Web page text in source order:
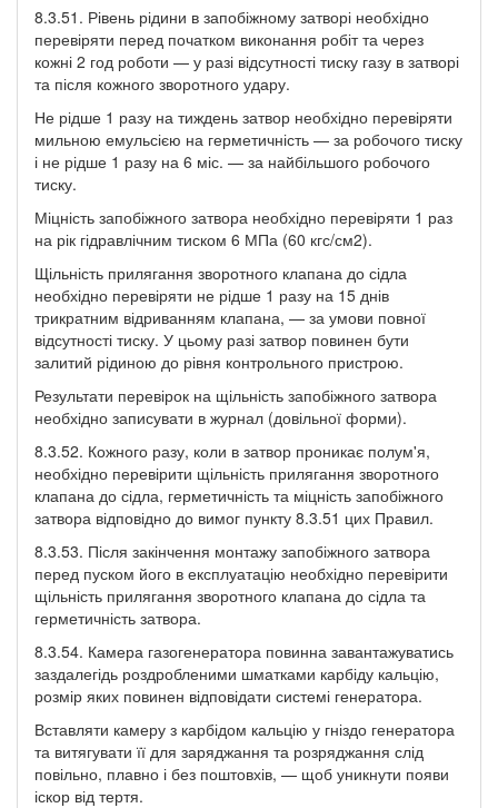
8.3.51. Рівень рідини в запобіжному затворі необхідно
перевіряти перед початком виконання робіт та через
кожні 2 год роботи — у разі відсутності тиску газу в затворі
та після кожного зворотного удару.
Не рідше 1 разу на тиждень затвор необхідно перевіряти
мильною емульсією на герметичність — за робочого тиску
і не рідше 1 разу на 6 міс. — за найбільшого робочого
тиску.
Міцність запобіжного затвора необхідно перевіряти 1 раз
на рік гідравлічним тиском 6 МПа (60 кгс/см2).
Щільність прилягання зворотного клапана до сідла
необхідно перевіряти не рідше 1 разу на 15 днів
трикратним відриванням клапана, — за умови повної
відсутності тиску. У цьому разі затвор повинен бути
залитий рідиною до рівня контрольного пристрою.
Результати перевірок на щільність запобіжного затвора
необхідно записувати в журнал (довільної форми).
8.3.52. Кожного разу, коли в затвор проникає полум'я,
необхідно перевірити щільність прилягання зворотного
клапана до сідла, герметичність та міцність запобіжного
затвора відповідно до вимог пункту 8.3.51 цих Правил.
8.3.53. Після закінчення монтажу запобіжного затвора
перед пуском його в експлуатацію необхідно перевірити
щільність прилягання зворотного клапана до сідла та
герметичність затвора.
8.3.54. Камера газогенератора повинна завантажуватись
заздалегідь роздробленими шматками карбіду кальцію,
розмір яких повинен відповідати системі генератора.
Вставляти камеру з карбідом кальцію у гніздо генератора
та витягувати її для заряджання та розряджання слід
повільно, плавно і без поштовхів, — щоб уникнути появи
іскор від тертя.